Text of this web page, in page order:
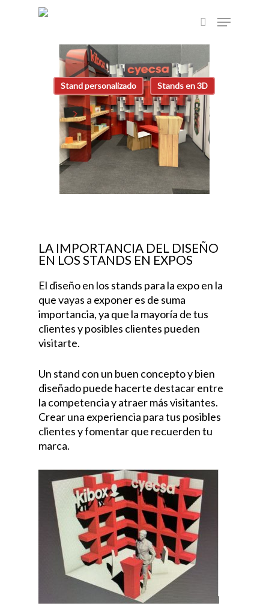
search
Menu
Stand personalizado Stands en 3D
LA IMPORTANCIA DEL DISEÑO
EN LOS STANDS EN EXPOS
El diseño en los stands para la expo en la
que vayas a exponer es de suma
importancia, ya que la mayoría de tus
clientes y posibles clientes pueden
visitarte.
Un stand con un buen concepto y bien
diseñado puede hacerte destacar entre
la competencia y atraer más visitantes.
Crear una experiencia para tus posibles
clientes y fomentar que recuerden tu
marca.